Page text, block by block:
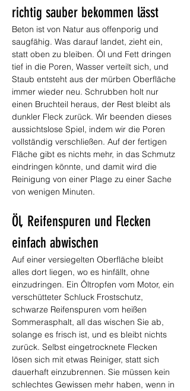
richtig sauber bekommen lässt
Beton ist von Natur aus offenporig und
saugfähig. Was darauf landet, zieht ein,
statt oben zu bleiben. Öl und Fett dringen
tief in die Poren, Wasser verteilt sich, und
Staub entsteht aus der mürben Oberfläche
immer wieder neu. Schrubben holt nur
einen Bruchteil heraus, der Rest bleibt als
dunkler Fleck zurück. Wir beenden dieses
aussichtslose Spiel, indem wir die Poren
vollständig verschließen. Auf der fertigen
Fläche gibt es nichts mehr, in das Schmutz
eindringen könnte, und damit wird die
Reinigung von einer Plage zu einer Sache
von wenigen Minuten.
Öl, Reifenspuren und Flecken
einfach abwischen
Auf einer versiegelten Oberfläche bleibt
alles dort liegen, wo es hinfällt, ohne
einzudringen. Ein Öltropfen vom Motor, ein
verschütteter Schluck Frostschutz,
schwarze Reifenspuren vom heißen
Sommerasphalt, all das wischen Sie ab,
solange es frisch ist, und es bleibt nichts
zurück. Selbst eingetrocknete Flecken
lösen sich mit etwas Reiniger, statt sich
dauerhaft einzubrennen. Sie müssen kein
schlechtes Gewissen mehr haben, wenn in